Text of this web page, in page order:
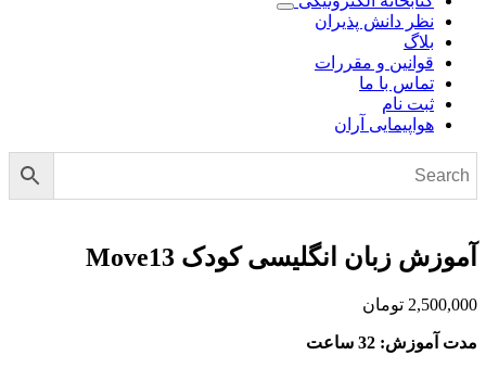
نظر دانش پذیران
بلاگ
قوانین و مقررات
تماس با ما
ثبت نام
هواپیمایی آران
آموزش زبان انگلیسی کودک Move13
2,500,000 تومان
مدت آموزش: 32 ساعت